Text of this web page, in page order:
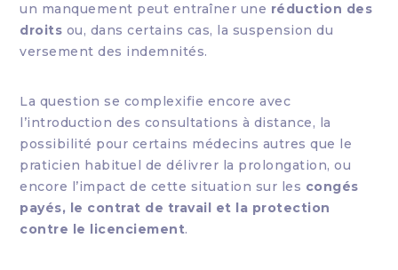
un manquement peut entraîner une réduction des
droits ou, dans certains cas, la suspension du
versement des indemnités.
La question se complexifie encore avec
l’introduction des consultations à distance, la
possibilité pour certains médecins autres que le
praticien habituel de délivrer la prolongation, ou
encore l’impact de cette situation sur les congés
payés, le contrat de travail et la protection
contre le licenciement.